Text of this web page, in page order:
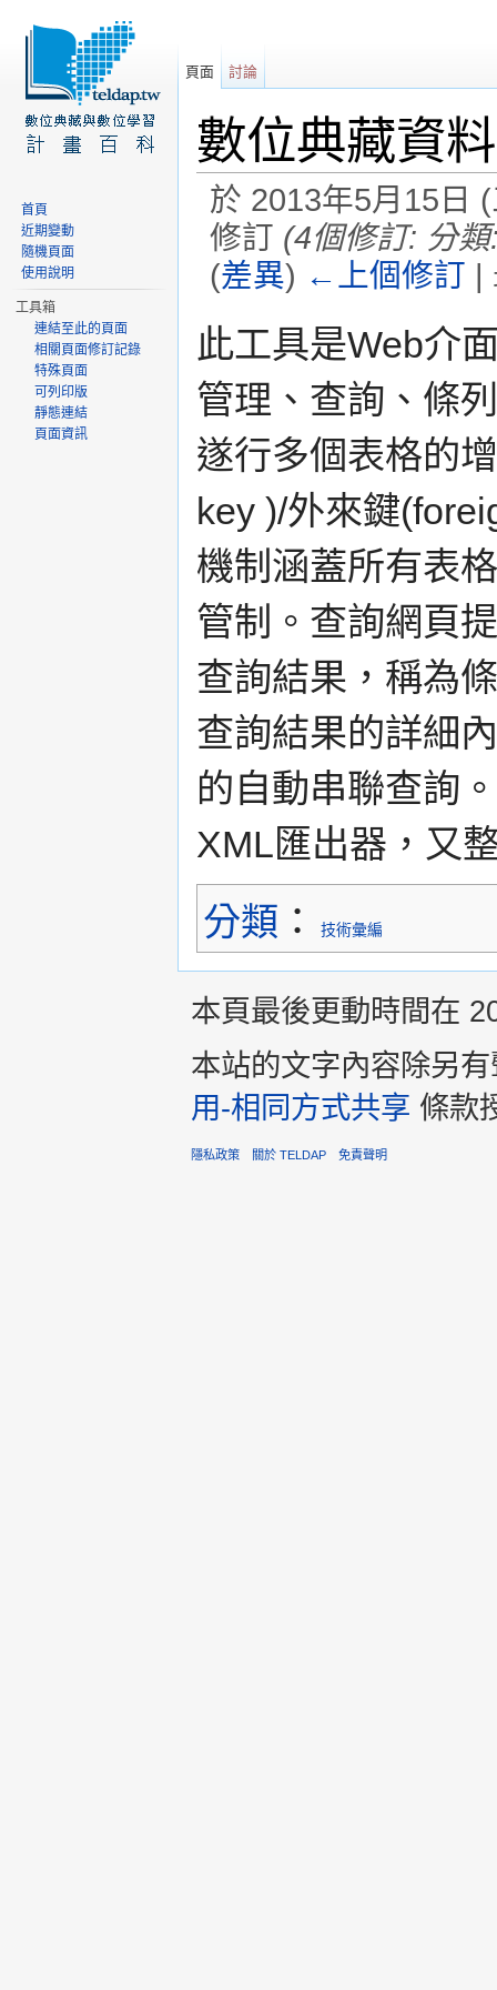
數位典藏資
於 2013年5月15日
修訂 (4個修訂: 分
(差異) ←上個修訂 |
此工具是Web介
管理、查詢、條
遂行多個表格的
key )/外來鍵
機制涵蓋所有表
管制。查詢網頁
查詢結果，稱為
查詢結果的詳細
的自動串聯查詢
XML匯出器，又
分類 ： 技術彙編
頁面 討論
首頁
近期變動
隨機頁面
使用說明
工具箱
連結至此的頁面
相關頁面修訂記錄
特殊頁面
可列印版
靜態連結
頁面資訊
本頁最後更動時間在
本站的文字內容除另
用-相同方式共享 條款
隱私政策 關於 TELDAP 免責聲明